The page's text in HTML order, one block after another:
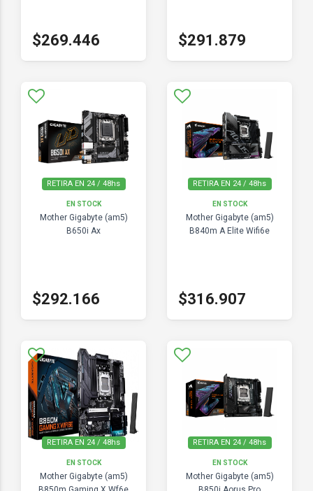
$269.446 $291.879
RETIRA EN 24 / 48hs
EN STOCK
Mother Gigabyte (am5)
B650i Ax
$292.166
RETIRA EN 24 / 48hs
EN STOCK
Mother Gigabyte (am5)
B840m A Elite Wifi6e
$316.907
RETIRA EN 24 / 48hs
EN STOCK
Mother Gigabyte (am5)
RETIRA EN 24 / 48hs
EN STOCK
Mother Gigabyte (am5)